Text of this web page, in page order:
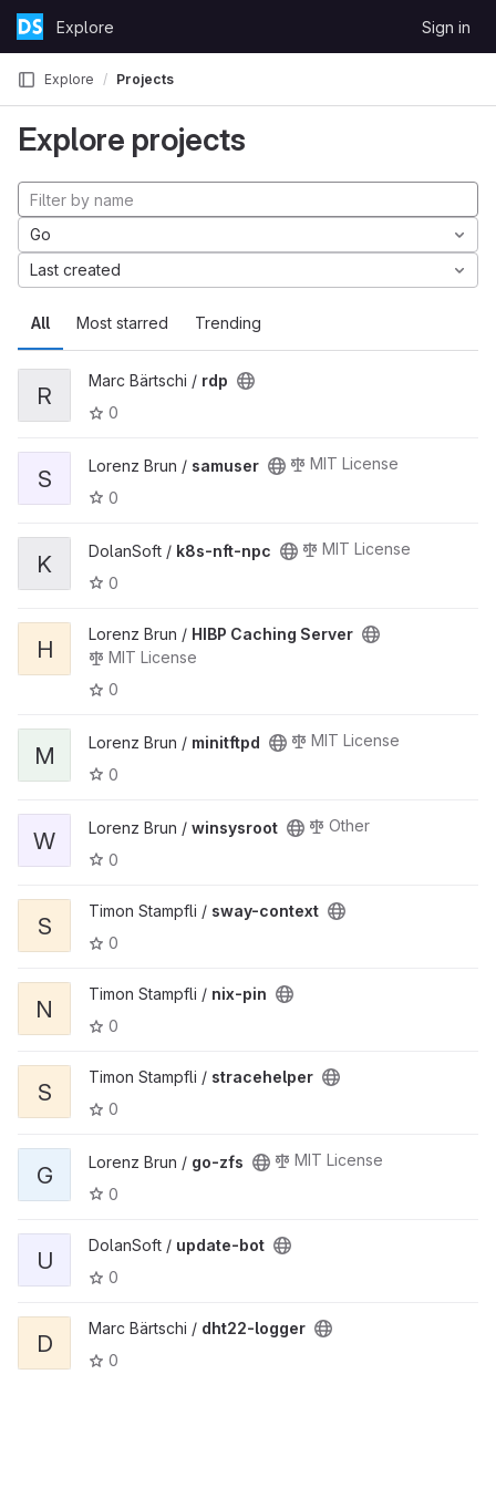
Skip to content
GitLabExplore Sign in
Explore Projects
Explore projects
All Most starred Trending
Go
Last created
R
Marc Bärtschi / rdp
0
S Lorenz Brun / samuser
MIT License
0
K DolanSoft / k8s-nft-npc
MIT License
0
H
Lorenz Brun / HIBP Caching Server
MIT License
0
M Lorenz Brun / minitftpd
MIT License
0
W Lorenz Brun / winsysroot
Other
0
S
Timon Stampfli / sway-context
0
N
Timon Stampfli / nix-pin
0
S
Timon Stampfli / stracehelper
0
G Lorenz Brun / go-zfs
MIT License
0
U
DolanSoft / update-bot
0
D
Marc Bärtschi / dht22-logger
0